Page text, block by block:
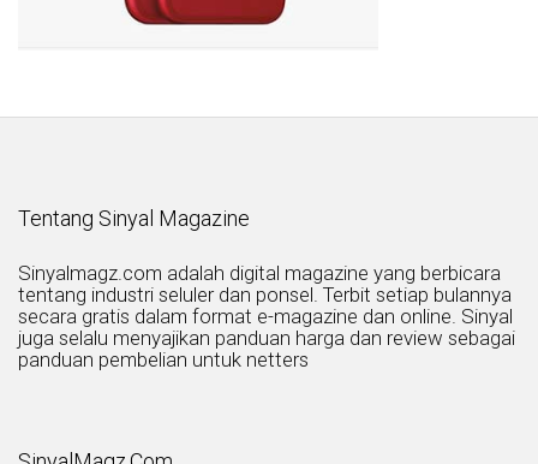
Tentang Sinyal Magazine
Sinyalmagz.com adalah digital magazine yang berbicara
tentang industri seluler dan ponsel. Terbit setiap bulannya
secara gratis dalam format e-magazine dan online. Sinyal
juga selalu menyajikan panduan harga dan review sebagai
panduan pembelian untuk netters